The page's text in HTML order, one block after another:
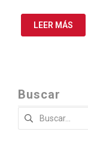
LEER MÁS
Buscar
Buscar: